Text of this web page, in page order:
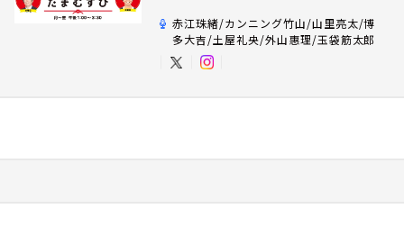
赤江珠緒/カンニング竹山/山里亮太/博
多大吉/土屋礼央/外山惠理/玉袋筋太郎